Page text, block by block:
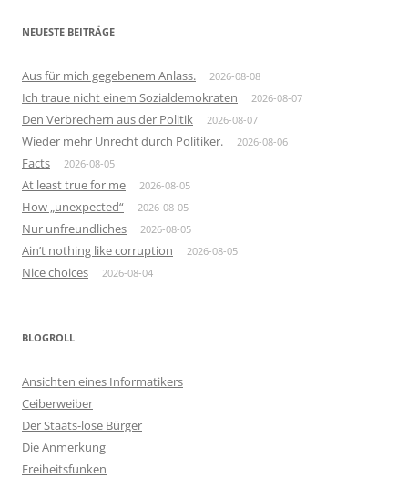
NEUESTE BEITRÄGE
Aus für mich gegebenem Anlass. 2026-08-08
Ich traue nicht einem Sozialdemokraten 2026-08-07
Den Verbrechern aus der Politik 2026-08-07
Wieder mehr Unrecht durch Politiker. 2026-08-06
Facts 2026-08-05
At least true for me 2026-08-05
How „unexpected“ 2026-08-05
Nur unfreundliches 2026-08-05
Ain’t nothing like corruption 2026-08-05
Nice choices 2026-08-04
BLOGROLL
Ansichten eines Informatikers
Ceiberweiber
Der Staats-lose Bürger
Die Anmerkung
Freiheitsfunken